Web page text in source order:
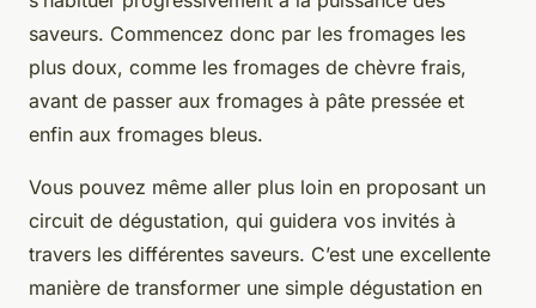
saveurs. Commencez donc par les fromages les
plus doux, comme les fromages de chèvre frais,
avant de passer aux fromages à pâte pressée et
enfin aux fromages bleus.
Vous pouvez même aller plus loin en proposant un
circuit de dégustation, qui guidera vos invités à
travers les différentes saveurs. C’est une excellente
manière de transformer une simple dégustation en